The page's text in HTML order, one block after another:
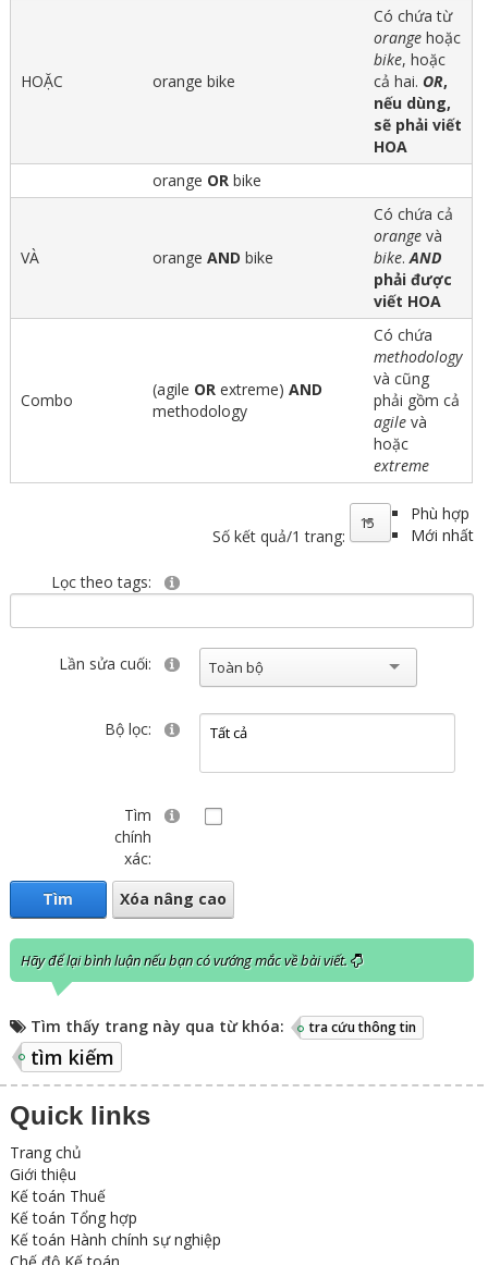
HOẶC orange bike
Có chứa từ
orangehoặc
bike, hoặc
cả hai. OR,
nếu dùng,
sẽ phải viết
HOA
orange ORbike
VÀ orange AND bike
Có chứa cả
orangevà
bike.AND
phải được
viết HOA
Combo
(agile ORextreme) AND
methodology
Có chứa
methodology
và cũng
phải gồm cả
agilevà
hoặc
extreme
Phù hợp
Mới nhất
Số kết quả/1 trang:
15
Lọc theo tags:
Lần sửa cuối: Toàn bộ
Bộ lọc:
Tìm
chính
xác:
Tìm
Xóa nâng cao
Hãy để lại bình luận nếu bạn có vướng mắc về bài viết.
Tìm thấy trang này qua từ khóa: tra cứu thông tin
tìm kiếm
Quick links
Trang chủ
Giới thiệu
Kế toán Thuế
Kế toán Tổng hợp
Kế toán Hành chính sự nghiệp